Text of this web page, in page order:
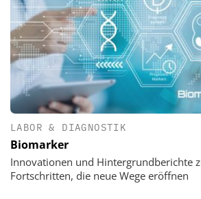
LABOR & DIAGNOSTIK
Biomarker
Innovationen und Hintergrundberichte
Fortschritten, die neue Wege eröffnen